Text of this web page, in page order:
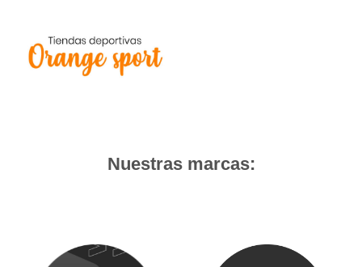
Nuestras marcas: